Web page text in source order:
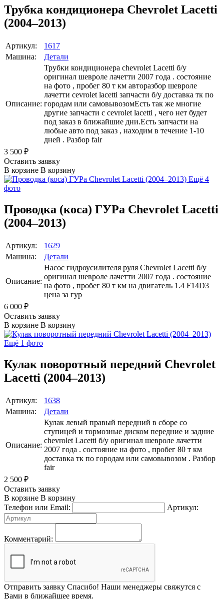
Трубка кондиционера Chevrolet Lacetti
(2004–2013)
Артикул:
1617
Машина:
Детали
Описание:
Трубки кондиционера chevrolet Lacetti б/у
оригинал шевроле лачетти 2007 года . состояние
на фото , пробег 80 т км авторазбор шевроле
лачетти cevrolet lacetti запчасти б/у доставка тк по
городам или самовывозомЕсть так же многие
другие запчасти с cevrolet lacetti , чего нет будет
под заказ в ближайшие дни.Есть запчасти на
любые авто под заказ , находим в течение 1-10
дней . Разбор fair
3 500 ₽
Оставить заявку
В корзине В корзину
Ещё 4
фото
Проводка (коса) ГУРа Chevrolet Lacetti
(2004–2013)
Артикул:
1629
Машина:
Детали
Описание:
Насос гидроусилителя руля Chevrolet Lacetti б/у
оригинал шевроле лачетти 2007 года . состояние
на фото , пробег 80 т км на двигатель 1.4 F14D3
цена за гур
6 000 ₽
Оставить заявку
В корзине В корзину
Ещё 1 фото
Кулак поворотный передний Chevrolet
Lacetti (2004–2013)
Артикул:
1638
Машина:
Детали
Описание:
Кулак левый правый передний в сборе со
ступицей и тормозные диском передние и задние
chevrolet Lacetti б/у оригинал шевроле лачетти
2007 года . состояние на фото , пробег 80 т км
доставка тк по городам или самовывозом . Разбор
fair
2 500 ₽
Оставить заявку
В корзине В корзину
Телефон или Email:
Артикул:
Комментарий:
Отправить заявку Спасибо! Наши менеджеры свяжутся с
Вами в ближайшее время.